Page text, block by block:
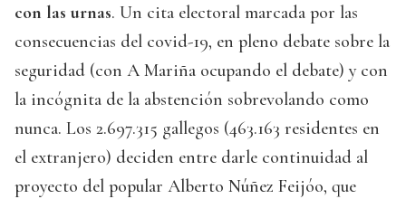
con las urnas. Un cita electoral marcada por las
consecuencias del covid-19, en pleno debate sobre la
seguridad (con A Mariña ocupando el debate) y con
la incógnita de la abstención sobrevolando como
nunca. Los 2.697.315 gallegos (463.163 residentes en
el extranjero) deciden entre darle continuidad al
proyecto del popular Alberto Núñez Feijóo, que